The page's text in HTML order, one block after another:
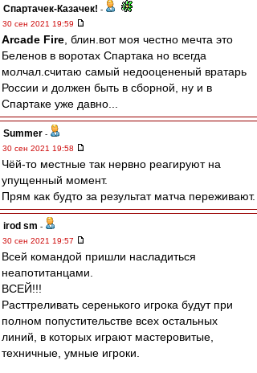
Спартачек-Казачек! -
30 сен 2021 19:59
Arcade Fire , блин.вот моя честно мечта это
Беленов в воротах Спартака но всегда
молчал.считаю самый недооцененый вратарь
России и должен быть в сборной, ну и в
Спартаке уже давно...
Summer -
30 сен 2021 19:58
Чёй-то местные так нервно реагируют на
упущенный момент.
Прям как будто за результат матча переживают.
irod sm -
30 сен 2021 19:57
Всей командой пришли насладиться
неапотитанцами.
ВСЕЙ!!!
Расттреливать серенького игрока будут при
полном попустительстве всех остальных
линий, в которых играют мастеровитые,
техничные, умные игроки.